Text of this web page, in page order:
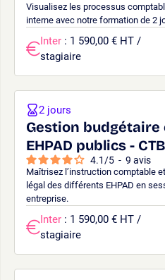
Visualisez les processus
interne avec notre formation de 2
Inter : 1 590,00 € HT /
stagiaire
Gestion
EHPAD publics -
4.1 /5 - 9 avis
Maîtrisez l’instruction comptable
légal des différents EHPAD en
entreprise.
2 jours
Inter : 1 590,00 € HT /
stagiaire